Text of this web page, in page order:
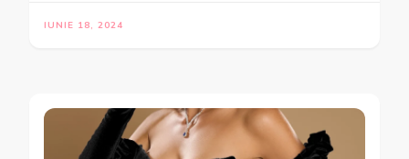
IUNIE 18, 2024